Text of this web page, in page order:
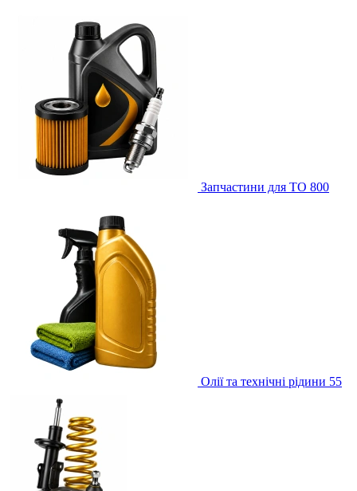
Запчастини для ТО 800
Олії та технічні рідини 55